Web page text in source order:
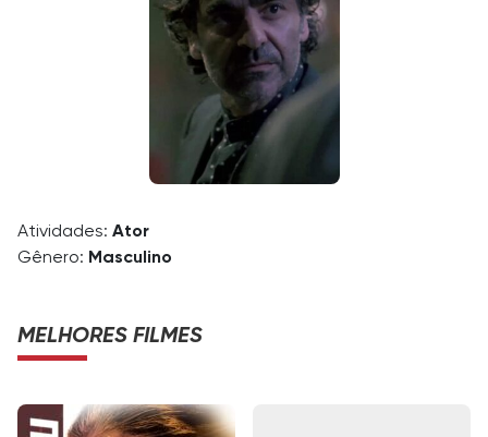
Atividades: Ator
Gênero: Masculino
MELHORES FILMES